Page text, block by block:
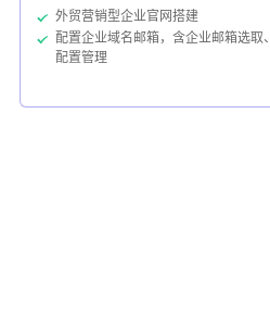
外贸营销型企业官网搭建
配置企业域名邮箱，含企业邮箱选取、
配置管理